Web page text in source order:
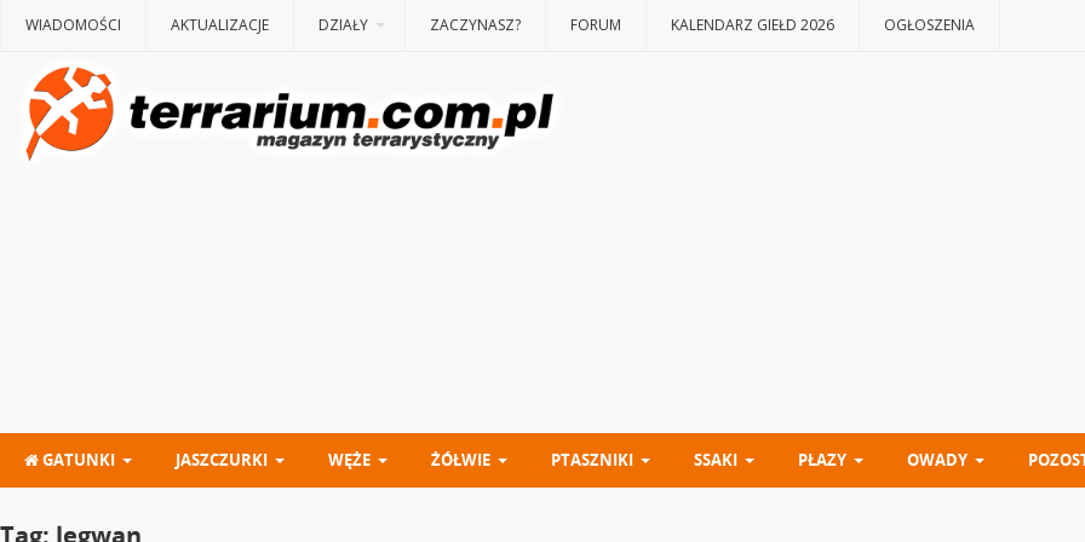
WIADOMOŚCI AKTUALIZACJE DZIAŁY ZACZYNASZ? FORUM KALENDARZ GIEŁD 2026 OGŁOSZENIA
GATUNKI JASZCZURKI WĘŻE ŻÓŁWIE PTASZNIKI SSAKI PŁAZY OWADY
Tag: legwan